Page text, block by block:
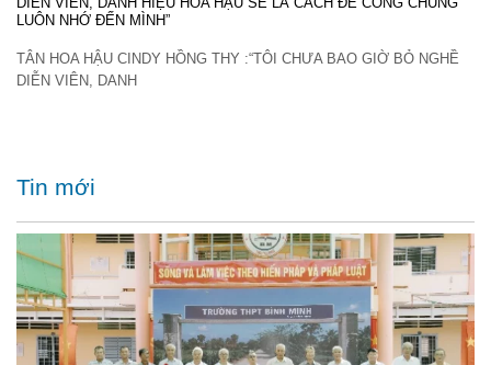
LUÔN NHỚ ĐẾN MÌNH”
TÂN HOA HẬU CINDY HỒNG THY :“TÔI CHƯA BAO GIỜ BỎ NGHỀ
DIỄN VIÊN, DANH
Tin mới